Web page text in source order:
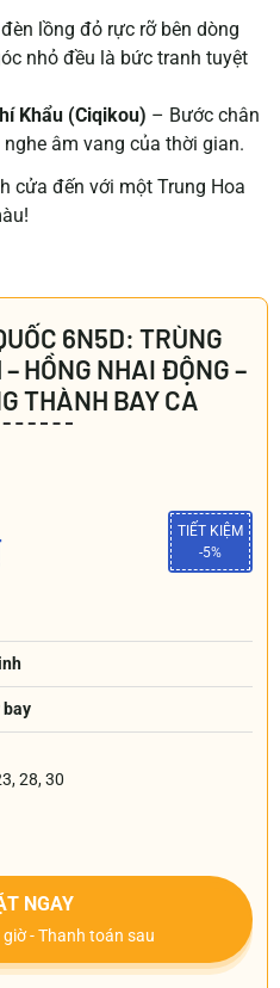
lồng đỏ rực rỡ bên dòng
nhỏ đều là bức tranh tuyệt
Khẩu (Ciqikou) – Bước chân
âm vang của thời gian.
cửa đến với một Trung Hoa
6N5D: TRÙNG
HỒNG NHAI ĐỘNG –
THÀNH BAY CA
TIẾT KIỆM
-5%
bay
28, 30
NGAY
- Thanh toán sau